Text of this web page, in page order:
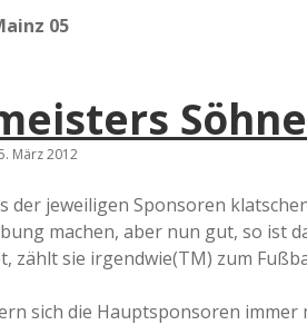
05
Söhne
März 2012
der jeweiligen Sponsoren
machen, aber nun gut, so ist
zählt sie irgendwie(TM) zum
sich die Hauptsponsoren